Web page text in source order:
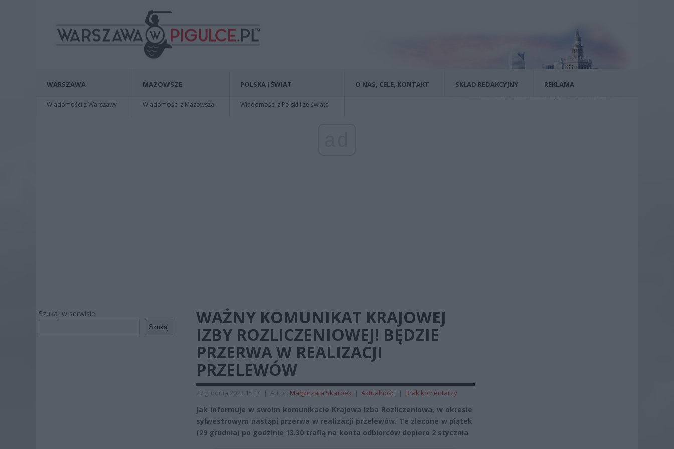
WARSZAWA
Wiadomości z Warszawy
MAZOWSZE
Wiadomości z Mazowsza
POLSKA I ŚWIAT
Wiadomości z Polski i ze świata
O NAS, CELE, KONTAKT SKŁAD REDAKCYJNY REKLAMA
Szukaj w serwisie
Szukaj
WAŻNY KOMUNIKAT KRAJOWEJ
IZBY ROZLICZENIOWEJ! BĘDZIE
PRZERWA W REALIZACJI
PRZELEWÓW
27 grudnia 2023 15:14 | Autor: Małgorzata Skarbek | Aktualności | Brak komentarzy
Jak informuje w swoim komunikacie Krajowa Izba Rozliczeniowa, w okresie
sylwestrowym nastąpi przerwa w realizacji przelewów. Te zlecone w piątek
(29 grudnia) po godzinie 13.30 trafią na konta odbiorców dopiero 2 stycznia